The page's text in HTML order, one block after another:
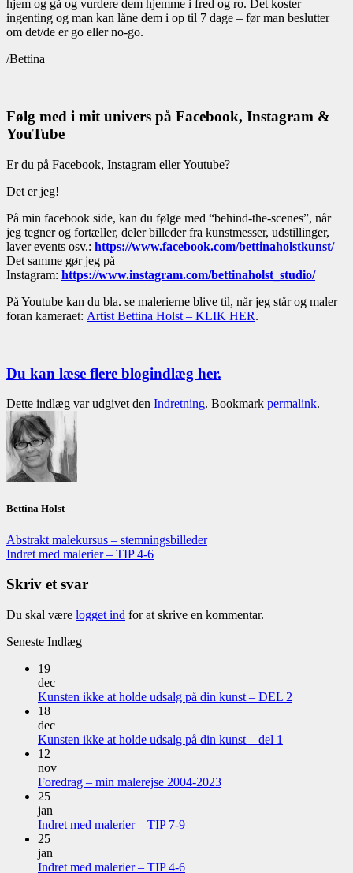
hjem og gå og vurdere dem hjemme i fred og ro. Det koster
ingenting og man kan låne dem i op til 7 dage – før man beslutter
om det/de er go eller no-go.
/Bettina
Følg med i mit univers på Facebook, Instagram &
YouTube
Er du på Facebook, Instagram eller Youtube?
Det er jeg!
På min facebook side, kan du følge med “behind-the-scenes”, når
jeg tegner og fortæller, deler billeder fra kunstmesser, udstillinger,
laver events osv.: https://www.facebook.com/bettinaholstkunst/
Det samme gør jeg på
Instagram: https://www.instagram.com/bettinaholst_studio/
På Youtube kan du bla. se malerierne blive til, når jeg står og maler
foran kameraet: Artist Bettina Holst – KLIK HER.
Du kan læse flere blogindlæg her.
Dette indlæg var udgivet den Indretning. Bookmark permalink.
Bettina Holst
Abstrakt malekursus – stemningsbilleder
Indret med malerier – TIP 4-6
Skriv et svar
Du skal være logget ind for at skrive en kommentar.
Seneste Indlæg
19
dec
Kunsten ikke at holde udsalg på din kunst – DEL 2
18
dec
Kunsten ikke at holde udsalg på din kunst – del 1
12
nov
Foredrag – min malerejse 2004-2023
25
jan
Indret med malerier – TIP 7-9
25
jan
Indret med malerier – TIP 4-6